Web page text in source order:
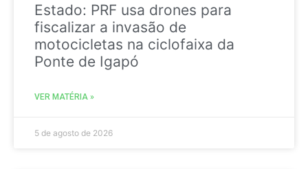
Estado: PRF usa drones para
fiscalizar a invasão de
motocicletas na ciclofaixa da
Ponte de Igapó
VER MATÉRIA »
5 de agosto de 2026